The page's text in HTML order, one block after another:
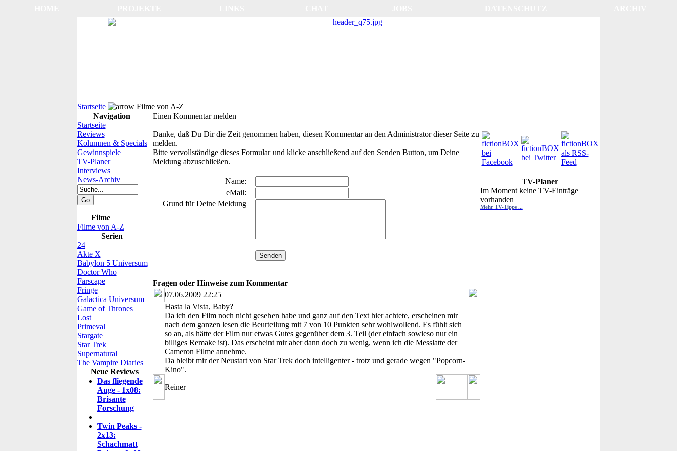
Startseite
Filme von A-Z
Navigation
Startseite
Reviews
Kolumnen & Specials
Gewinnspiele
TV-Planer
Interviews
News-Archiv
Filme
Filme von A-Z
Serien
24
Akte X
Babylon 5 Universum
Doctor Who
Farscape
Fringe
Galactica Universum
Game of Thrones
Lost
Primeval
Stargate
Star Trek
Supernatural
The Vampire Diaries
Neue Reviews
Das fliegende
Auge - 1x08:
Brisante
Forschung
Twin Peaks -
2x13:
Schachmatt
Einen Kommentar melden
Danke, daß Du Dir die Zeit genommen haben, diesen Kommentar an den Administrator dieser Seite zu
melden.
Bitte vervollständige dieses Formular und klicke anschließend auf den Senden Button, um Deine
Meldung abzuschließen.
Name:
eMail:
Grund für Deine Meldung
Fragen oder Hinweise zum Kommentar
07.06.2009 22:25
Hasta la Vista, Baby?
Da ich den Film noch nicht gesehen habe und ganz auf den Text hier achtete, erscheinen mir
nach dem ganzen lesen die Beurteilung mit 7 von 10 Punkten sehr wohlwollend. Es fühlt sich
so an, als hätte der Film nur etwas Gutes gegenüber dem 3. Teil (der einfach sowieso nur ein
billiges Remake ist). Das erscheint mir aber dann doch zu wenig, wenn ich die Messlatte der
Cameron Filme annehme.
Da bleibt mir der Neustart von Star Trek doch intelligenter - trotz und gerade wegen "Popcorn-
Kino".
Reiner
TV-Planer
Im Moment keine TV-Einträge
vorhanden
Mehr TV-Tipps ...